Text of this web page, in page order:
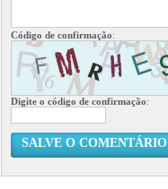
Código de confirmação:
Digite o código de confirmação:
SALVE O COMENTÁRIO